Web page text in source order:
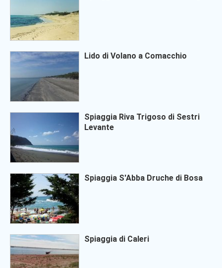
Lido di Volano a Comacchio
Spiaggia Riva Trigoso di Sestri
Levante
Spiaggia S'Abba Druche di Bosa
Spiaggia di Caleri